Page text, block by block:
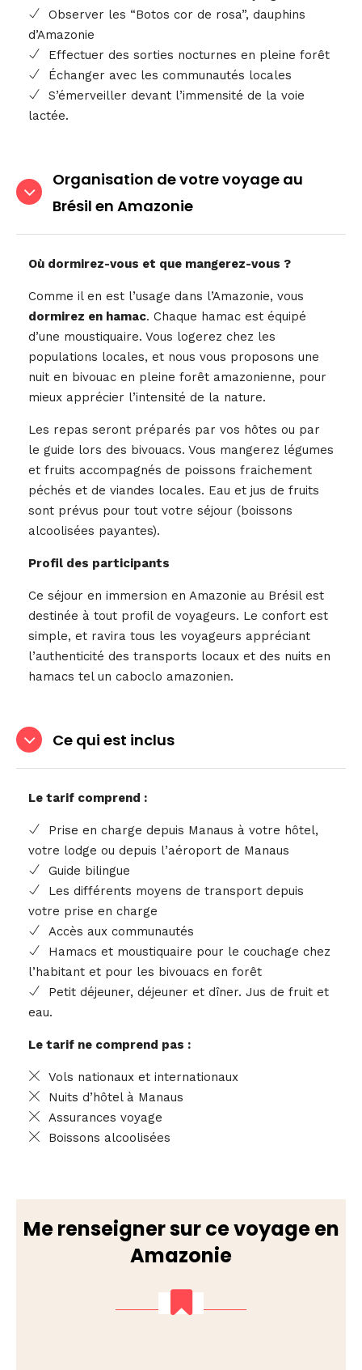
Observer les “Botos cor de rosa”, dauphins
d’Amazonie
Effectuer des sorties nocturnes en pleine forêt
Échanger avec les communautés locales
S’émerveiller devant l’immensité de la voie
lactée.
Organisation de votre voyage au
Brésil en Amazonie
Où dormirez-vous et que mangerez-vous ?
Comme il en est l’usage dans l’Amazonie, vous
dormirez en hamac. Chaque hamac est équipé
d’une moustiquaire. Vous logerez chez les
populations locales, et nous vous proposons une
nuit en bivouac en pleine forêt amazonienne, pour
mieux apprécier l’intensité de la nature.
Les repas seront préparés par vos hôtes ou par
le guide lors des bivouacs. Vous mangerez légumes
et fruits accompagnés de poissons fraichement
péchés et de viandes locales. Eau et jus de fruits
sont prévus pour tout votre séjour (boissons
alcoolisées payantes).
Profil des participants
Ce séjour en immersion en Amazonie au Brésil est
destinée à tout profil de voyageurs. Le confort est
simple, et ravira tous les voyageurs appréciant
l’authenticité des transports locaux et des nuits en
hamacs tel un caboclo amazonien.
Ce qui est inclus
Le tarif comprend :
Prise en charge depuis Manaus à votre hôtel,
votre lodge ou depuis l’aéroport de Manaus
Guide bilingue
Les différents moyens de transport depuis
votre prise en charge
Accès aux communautés
Hamacs et moustiquaire pour le couchage chez
l’habitant et pour les bivouacs en forêt
Petit déjeuner, déjeuner et dîner. Jus de fruit et
eau.
Le tarif ne comprend pas :
Vols nationaux et internationaux
Nuits d’hôtel à Manaus
Assurances voyage
Boissons alcoolisées
Me renseigner sur ce voyage en
Amazonie